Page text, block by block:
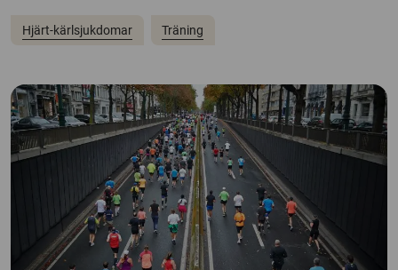
Hjärt-kärlsjukdomar Träning